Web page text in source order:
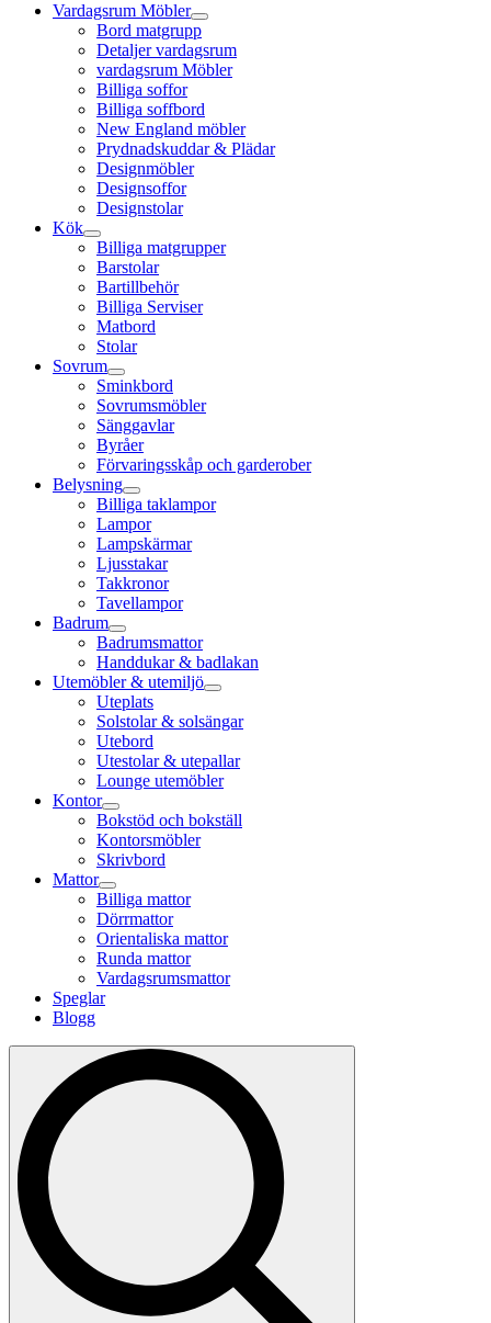
Vardagsrum Möbler
Bord matgrupp
Detaljer vardagsrum
vardagsrum Möbler
Billiga soffor
Billiga soffbord
New England möbler
Prydnadskuddar & Plädar
Designmöbler
Designsoffor
Designstolar
Kök
Billiga matgrupper
Barstolar
Bartillbehör
Billiga Serviser
Matbord
Stolar
Sovrum
Sminkbord
Sovrumsmöbler
Sänggavlar
Byråer
Förvaringsskåp och garderober
Belysning
Billiga taklampor
Lampor
Lampskärmar
Ljusstakar
Takkronor
Tavellampor
Badrum
Badrumsmattor
Handdukar & badlakan
Utemöbler & utemiljö
Uteplats
Solstolar & solsängar
Utebord
Utestolar & utepallar
Lounge utemöbler
Kontor
Bokstöd och bokställ
Kontorsmöbler
Skrivbord
Mattor
Billiga mattor
Dörrmattor
Orientaliska mattor
Runda mattor
Vardagsrumsmattor
Speglar
Blogg